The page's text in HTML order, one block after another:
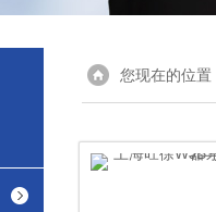
您现在的位置